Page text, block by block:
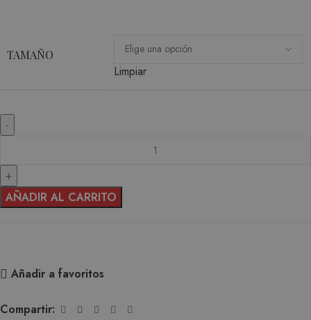
TAMAÑO
Limpiar
AÑADIR AL CARRITO
Añadir a favoritos
Compartir: